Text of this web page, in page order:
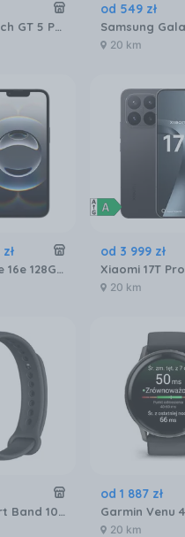
HUAWEI Watch GT 5 Pro 46mm Active
od 549 zł
20 km
zł
Apple iPhone 16e 128GB Czarny
od 3 999 zł
20 km
Xiaomi Smart Band 10 Czarny
od 1 887 zł
20 km